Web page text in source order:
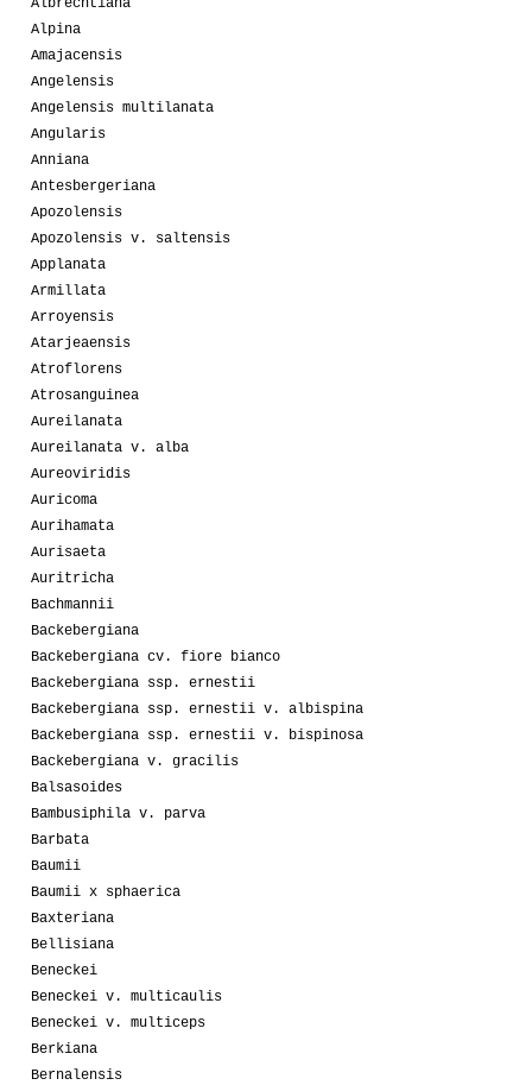
Albrechtiana
Alpina
Amajacensis
Angelensis
Angelensis multilanata
Angularis
Anniana
Antesbergeriana
Apozolensis
Apozolensis v. saltensis
Applanata
Armillata
Arroyensis
Atarjeaensis
Atroflorens
Atrosanguinea
Aureilanata
Aureilanata v. alba
Aureoviridis
Auricoma
Aurihamata
Aurisaeta
Auritricha
Bachmannii
Backebergiana
Backebergiana cv. fiore bianco
Backebergiana ssp. ernestii
Backebergiana ssp. ernestii v. albispina
Backebergiana ssp. ernestii v. bispinosa
Backebergiana v. gracilis
Balsasoides
Bambusiphila v. parva
Barbata
Baumii
Baumii x sphaerica
Baxteriana
Bellisiana
Beneckei
Beneckei v. multicaulis
Beneckei v. multiceps
Berkiana
Bernalensis